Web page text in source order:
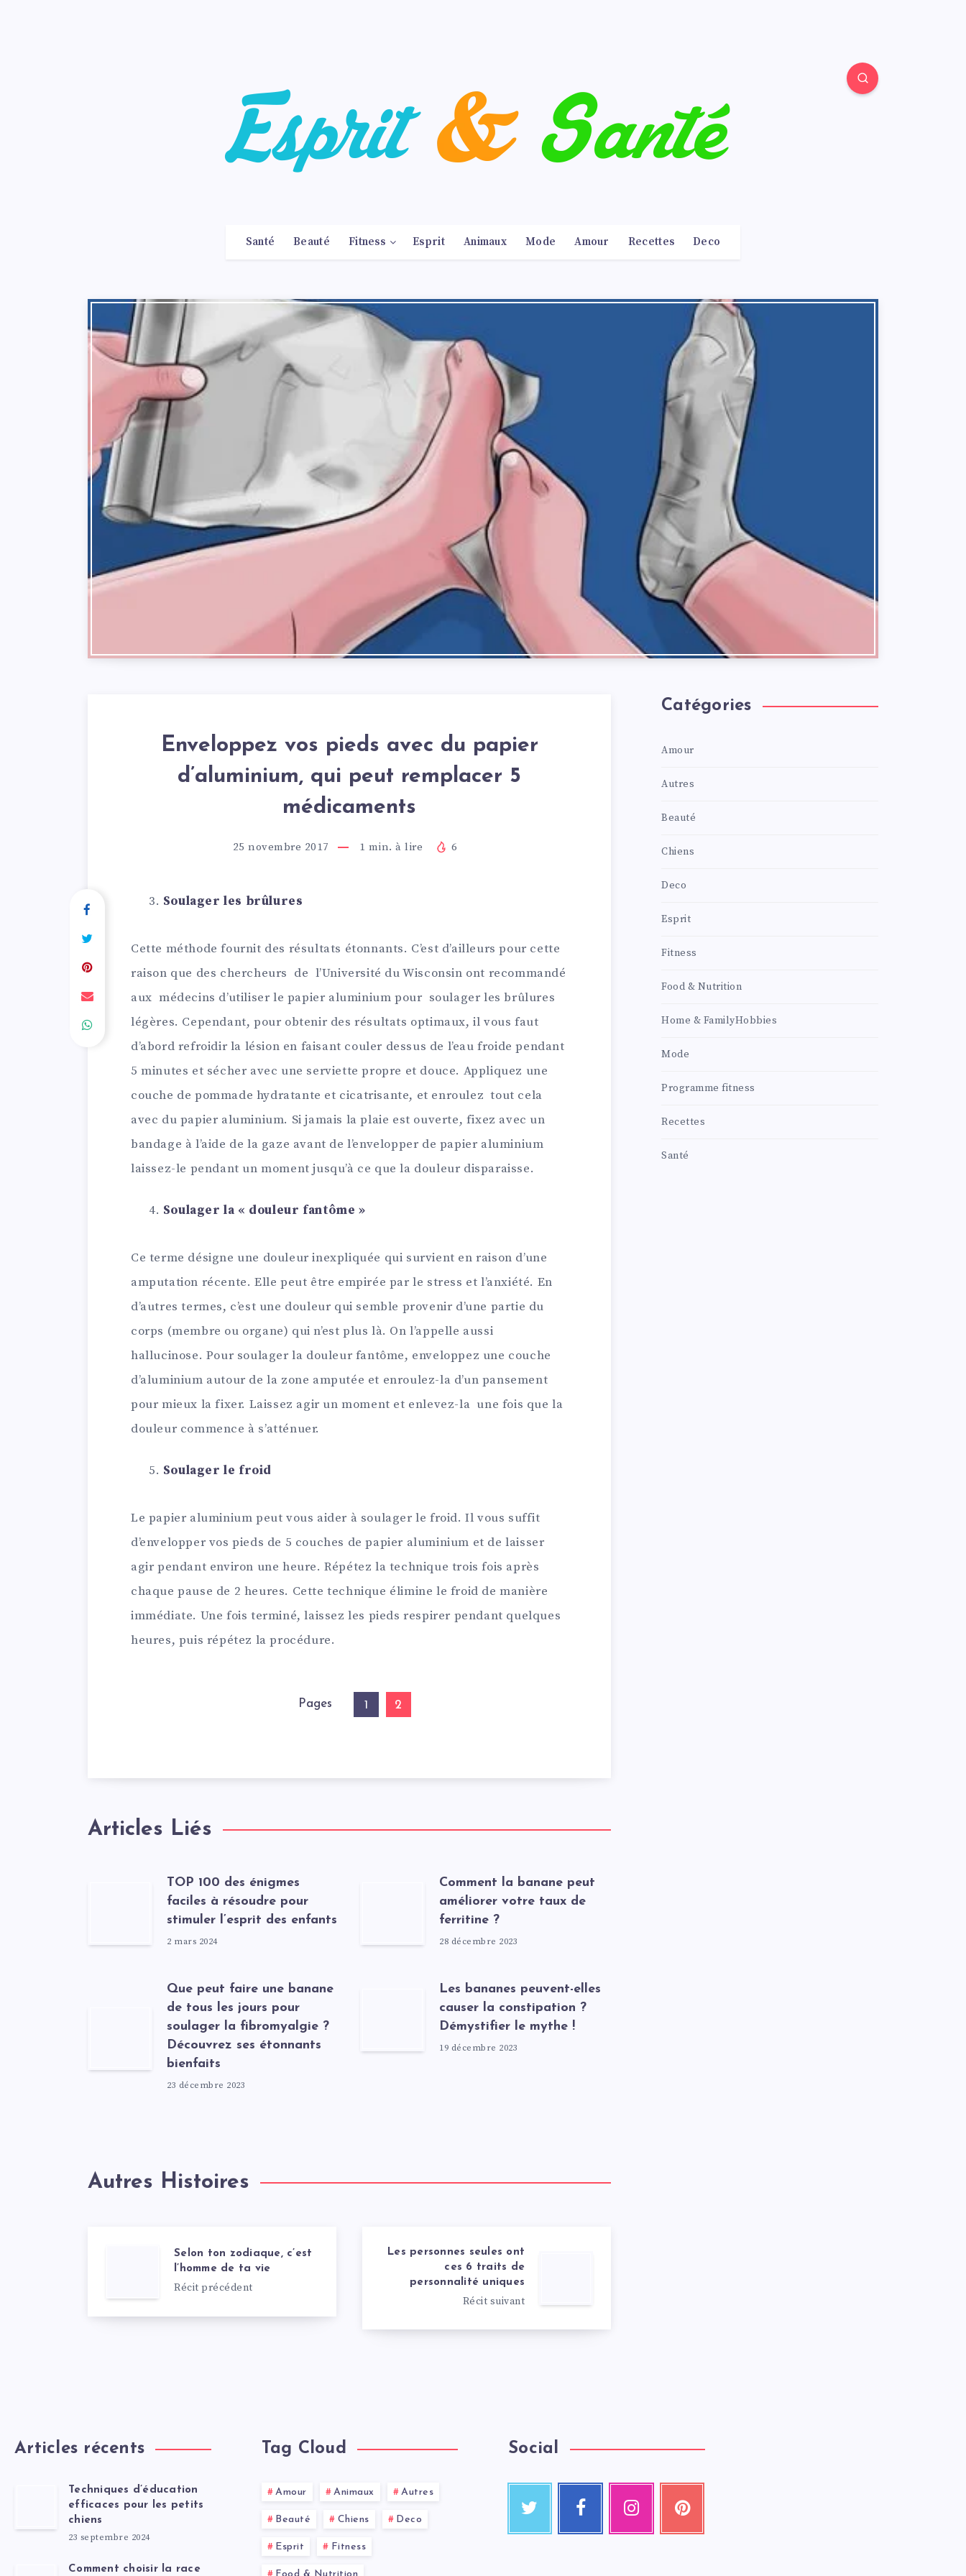
Santé Beauté Fitness Esprit Animaux Mode Amour Recettes Deco
Enveloppez vos pieds avec du papier
d’aluminium, qui peut remplacer 5
médicaments
25 novembre 2017 1 min. à lire 6
Soulager les brûlures
Cette méthode fournit des résultats étonnants. C’est d’ailleurs pour cette
raison que des chercheurs de l’Université du Wisconsin ont recommandé
aux médecins d’utiliser le papier aluminium pour soulager les brûlures
légères. Cependant, pour obtenir des résultats optimaux, il vous faut
d’abord refroidir la lésion en faisant couler dessus de l’eau froide pendant
5 minutes et sécher avec une serviette propre et douce. Appliquez une
couche de pommade hydratante et cicatrisante, et enroulez tout cela
avec du papier aluminium. Si jamais la plaie est ouverte, fixez avec un
bandage à l’aide de la gaze avant de l’envelopper de papier aluminium
laissez-le pendant un moment jusqu’à ce que la douleur disparaisse.
Soulager la « douleur fantôme »
Ce terme désigne une douleur inexpliquée qui survient en raison d’une
amputation récente. Elle peut être empirée par le stress et l’anxiété. En
d’autres termes, c’est une douleur qui semble provenir d’une partie du
corps (membre ou organe) qui n’est plus là. On l’appelle aussi
hallucinose. Pour soulager la douleur fantôme, enveloppez une couche
d’aluminium autour de la zone amputée et enroulez-la d’un pansement
pour mieux la fixer. Laissez agir un moment et enlevez-la une fois que la
douleur commence à s’atténuer.
Soulager le froid
Le papier aluminium peut vous aider à soulager le froid. Il vous suffit
d’envelopper vos pieds de 5 couches de papier aluminium et de laisser
agir pendant environ une heure. Répétez la technique trois fois après
chaque pause de 2 heures. Cette technique élimine le froid de manière
immédiate. Une fois terminé, laissez les pieds respirer pendant quelques
heures, puis répétez la procédure.
Pages 1 2
Articles Liés
TOP 100 des énigmes
faciles à résoudre pour
stimuler l’esprit des enfants
2 mars 2024
Comment la banane peut
améliorer votre taux de
ferritine ?
28 décembre 2023
Que peut faire une banane
de tous les jours pour
soulager la fibromyalgie ?
Découvrez ses étonnants
bienfaits
23 décembre 2023
Les bananes peuvent-elles
causer la constipation ?
Démystifier le mythe !
19 décembre 2023
Autres Histoires
Les personnes seules ont
ces 6 traits de
personnalité uniques
Récit suivant
Selon ton zodiaque, c’est
l’homme de ta vie
Récit précédent
Catégories
Amour
Autres
Beauté
Chiens
Deco
Esprit
Fitness
Food & Nutrition
Home & FamilyHobbies
Mode
Programme fitness
Recettes
Santé
Articles récents
Techniques d’éducation
efficaces pour les petits
chiens
23 septembre 2024
Comment choisir la race
Tag Cloud
Amour Animaux Autres
Beauté Chiens Deco
Esprit Fitness
Social